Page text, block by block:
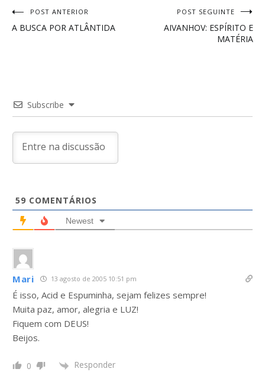
Navegação
de
POST ANTERIOR
A BUSCA POR ATLÂNTIDA
POST SEGUINTE
AIVANHOV: ESPÍRITO E
MATÉRIA
Subscribe
59 COMENTÁRIOS
Newest
Mari 13 agosto de 2005 10:51 pm
É isso, Acid e Espuminha, sejam felizes sempre!
Muita paz, amor, alegria e LUZ!
Fiquem com DEUS!
Beijos.
0 Responder